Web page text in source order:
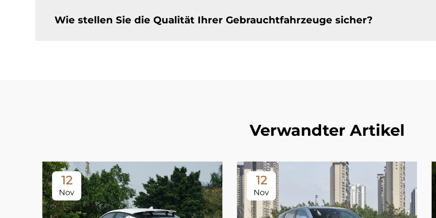
Wie stellen Sie die Qualität Ihrer Gebrauchtfahrzeuge sicher?
Verwandter Artikel
12
Nov
12
Nov